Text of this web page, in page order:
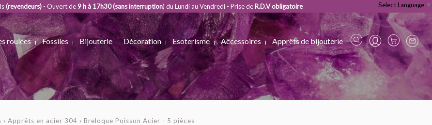
Select Language ▼
(revendeurs) - Ouvert de9 h à 17h30 (sans interruption) du Lundi au Vendredi - Prise de R.D.V obligatoire
roulées Fossiles Bijouterie Décoration Esoterisme Accessoires Apprêts de bijouterie
› Apprêts en acier 304 › Breloque Poisson Acier - 5 pièces